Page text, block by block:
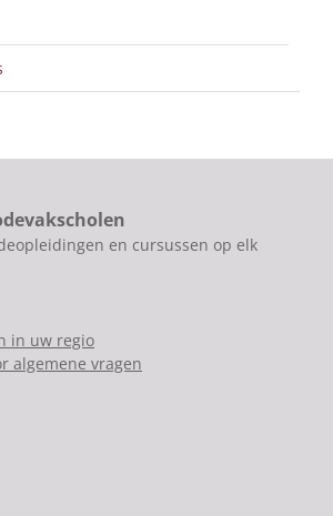
en cursussen op elk
in uw regio
algemene vragen